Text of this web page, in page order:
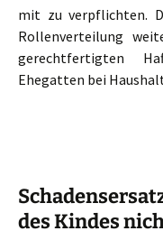
mit zu verpflichten.
Rollenverteilung
gerechtfertigten
Ehegatten bei
des Kindes